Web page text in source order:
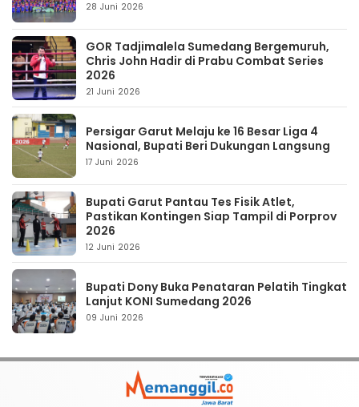
28 Juni 2026
GOR Tadjimalela Sumedang Bergemuruh,
Chris John Hadir di Prabu Combat Series
2026
21 Juni 2026
Persigar Garut Melaju ke 16 Besar Liga 4
Nasional, Bupati Beri Dukungan Langsung
17 Juni 2026
Bupati Garut Pantau Tes Fisik Atlet,
Pastikan Kontingen Siap Tampil di Porprov
2026
12 Juni 2026
Bupati Dony Buka Penataran Pelatih Tingkat
Lanjut KONI Sumedang 2026
09 Juni 2026